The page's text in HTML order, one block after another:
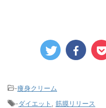
-痩身クリーム
-ダイエット 筋膜リリース